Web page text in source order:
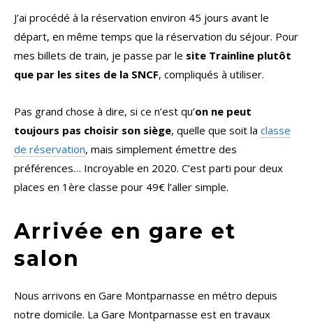
J’ai procédé à la réservation environ 45 jours avant le
départ, en même temps que la réservation du séjour. Pour
mes billets de train, je passe par le site Trainline plutôt
que par les sites de la SNCF, compliqués à utiliser.
Pas grand chose à dire, si ce n’est qu’on ne peut
toujours pas choisir son siège, quelle que soit la classe
de réservation, mais simplement émettre des
préférences… Incroyable en 2020. C’est parti pour deux
places en 1ère classe pour 49€ l’aller simple.
Arrivée en gare et
salon
Nous arrivons en Gare Montparnasse en métro depuis
notre domicile. La Gare Montparnasse est en travaux